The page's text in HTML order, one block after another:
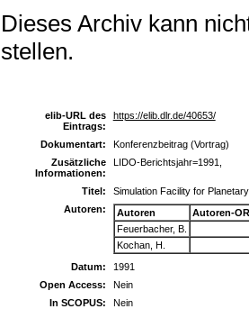
Dieses Archiv kann
stellen.
elib-URL des
Eintrags:
https://elib.dlr.de/40653/
Dokumentart:
Konferenzbeitrag (Vortrag)
Zusätzliche
Informationen:
LIDO-Berichtsjahr=1991,
Titel:
Simulation Facility for
Autoren:
Autoren
Autoren-
Feuerbacher, B.
Kochan, H.
Datum:
1991
Open Access:
Nein
In SCOPUS:
Nein